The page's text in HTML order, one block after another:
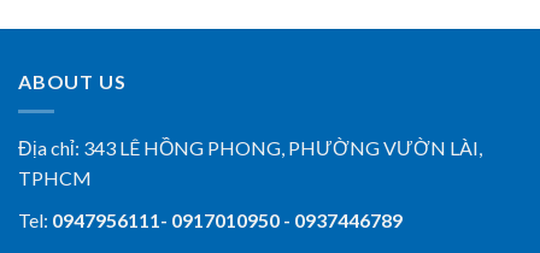
ABOUT US
Địa chỉ: 343 LÊ HỒNG PHONG, PHƯỜNG VƯỜN LÀI,
TPHCM
Tel: 0947956111- 0917010950 - 0937446789